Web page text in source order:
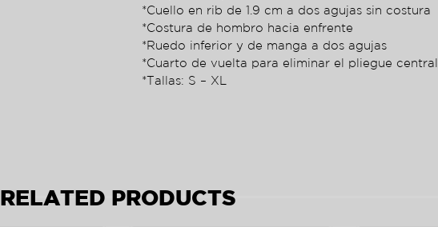
*Cuello en rib de 1.9 cm a dos agujas sin costura
*Costura de hombro hacia enfrente
*Ruedo inferior y de manga a dos agujas
*Cuarto de vuelta para eliminar el pliegue central
*Tallas: S – XL
RELATED PRODUCTS